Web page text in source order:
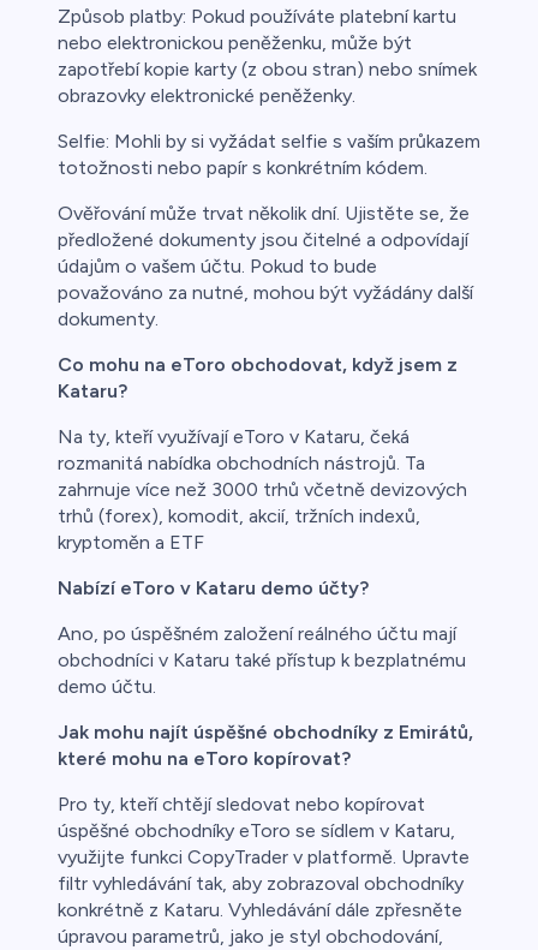
Způsob platby: Pokud používáte platební kartu
nebo elektronickou peněženku, může být
zapotřebí kopie karty (z obou stran) nebo snímek
obrazovky elektronické peněženky.
Selfie: Mohli by si vyžádat selfie s vaším průkazem
totožnosti nebo papír s konkrétním kódem.
Ověřování může trvat několik dní. Ujistěte se, že
předložené dokumenty jsou čitelné a odpovídají
údajům o vašem účtu. Pokud to bude
považováno za nutné, mohou být vyžádány další
dokumenty.
Co mohu na eToro obchodovat, když jsem z
Kataru?
Na ty, kteří využívají eToro v Kataru, čeká
rozmanitá nabídka obchodních nástrojů. Ta
zahrnuje více než 3000 trhů včetně devizových
trhů (forex), komodit, akcií, tržních indexů,
kryptoměn a ETF
Nabízí eToro v Kataru demo účty?
Ano, po úspěšném založení reálného účtu mají
obchodníci v Kataru také přístup k bezplatnému
demo účtu.
Jak mohu najít úspěšné obchodníky z Emirátů,
které mohu na eToro kopírovat?
Pro ty, kteří chtějí sledovat nebo kopírovat
úspěšné obchodníky eToro se sídlem v Kataru,
využijte funkci CopyTrader v platformě. Upravte
filtr vyhledávání tak, aby zobrazoval obchodníky
konkrétně z Kataru. Vyhledávání dále zpřesněte
úpravou parametrů, jako je styl obchodování,